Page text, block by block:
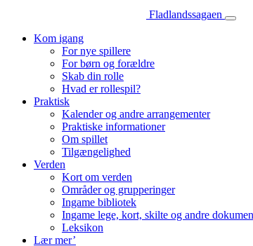
Fladlandssagaen
Kom igang
For nye spillere
For børn og forældre
Skab din rolle
Hvad er rollespil?
Praktisk
Kalender og andre arrangementer
Praktiske informationer
Om spillet
Tilgængelighed
Verden
Kort om verden
Områder og grupperinger
Ingame bibliotek
Ingame lege, kort, skilte og andre
Leksikon
Lær mer’